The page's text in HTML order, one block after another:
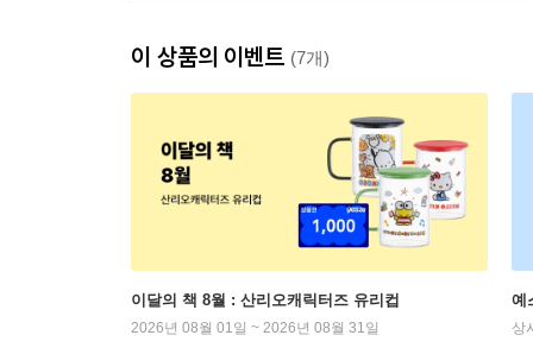
이 상품의 이벤트 (7개)
이달의 책 8월 : 산리오캐릭터즈 유리컵
2026년 08월 01일 ~ 2026년 08월 31일
예
상